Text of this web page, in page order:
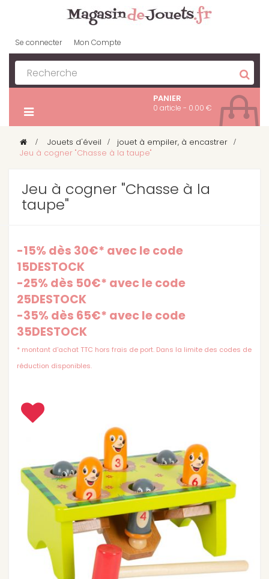
Se connecter Mon Compte
PANIER
0 article - 0.00 €
> Jouets d'éveil > jouet à empiler, à encastrer >
Jeu à cogner "Chasse à la taupe"
Jeu à cogner "Chasse à la
taupe"
-15% dès 30€* avec le code
15DESTOCK
-25% dès 50€* avec le code
25DESTOCK
-35% dès 65€* avec le code
35DESTOCK
* montant d'achat TTC hors frais de port. Dans la limite des codes de
réduction disponibles.